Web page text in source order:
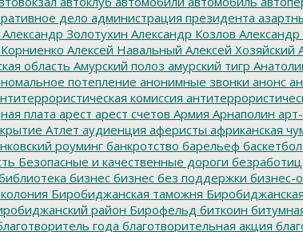
дело администрация президента
Александр Золотухин Александр Козлов
Алексей Навальный Алексей Хозяйский
область Амурский полоз амурский тигр
потепление анонимные звонки анонс
комиссия
плата арест арест счетов Армия Арнаполин
Атлет аудиенция аферисты африканская
роумингбанкротство барельеф баскетбол
Безопасные и качественные дороги
бизнес бизнес без поддержки бизнес-
Биробиджанская таможня
район Бирофельд биткоин
года благотворительная акция